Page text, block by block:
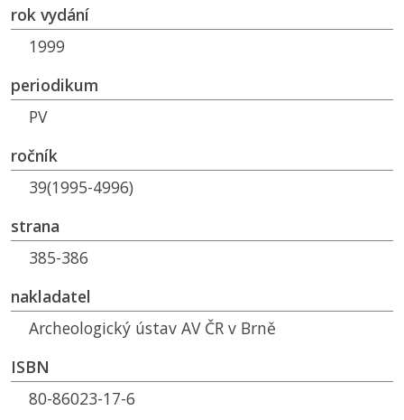
rok vydání
1999
periodikum
PV
ročník
39(1995-4996)
strana
385-386
nakladatel
Archeologický ústav AV ČR v Brně
ISBN
80-86023-17-6